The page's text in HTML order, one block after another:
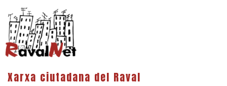
Xarxa ciutadana del Raval